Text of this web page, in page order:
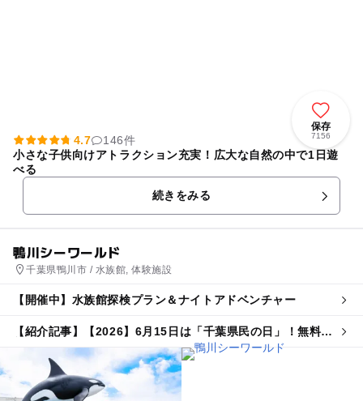
保存
7156
4.7
146件
小さな子供向けアトラクション充実！広大な自然の中で1日遊
べる
続きをみる
鴨川シーワールド
千葉県鴨川市 / 水族館, 体験施設
【開催中】水族館探検プラン＆ナイトアドベンチャー
【紹介記事】【2026】6月15日は「千葉県民の日」！無料・
割引スポット13選 県民以外もお得に♪